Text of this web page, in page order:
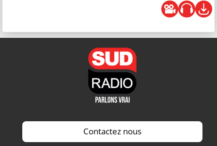
Contactez nous